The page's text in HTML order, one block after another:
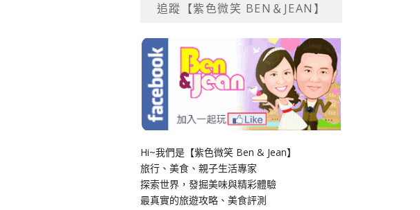
追蹤【紫色微笑 BEN＆JEAN】
Hi~我們是【紫色微笑 Ben & Jean】
旅行、美食、親子生活專家
探索世界，發掘美味與精彩體驗
最真實的旅遊攻略、美食評測